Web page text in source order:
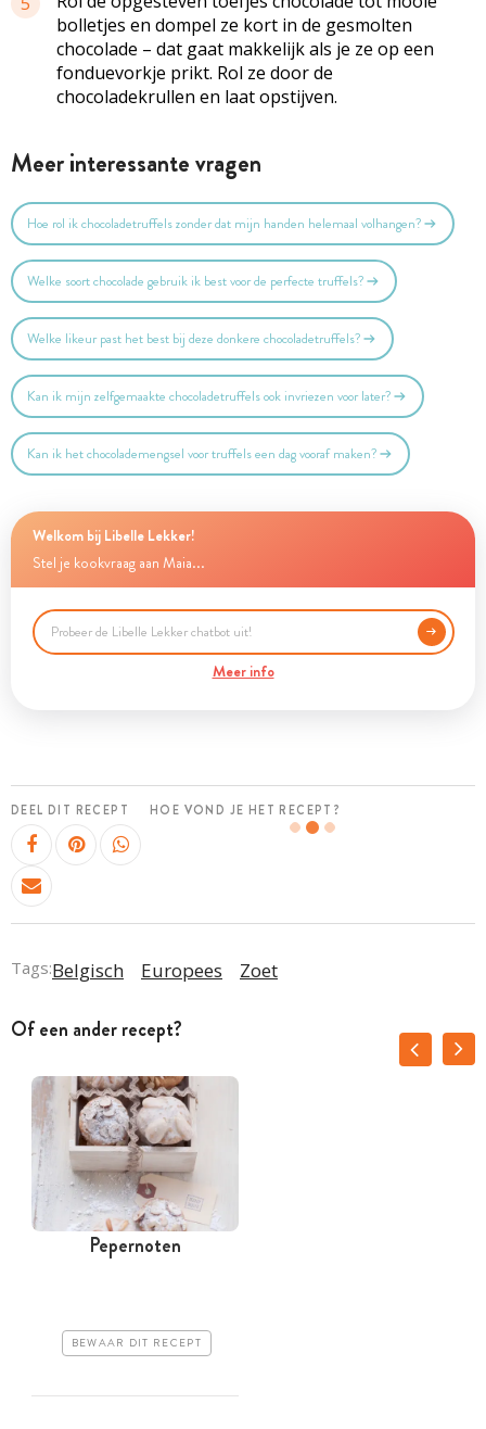
bolletjes en dompel ze kort in de gesmolten
chocolade – dat gaat makkelijk als je ze op een
fonduevorkje prikt. Rol ze door de
chocoladekrullen en laat opstijven.
Meer interessante vragen
Hoe rol ik chocoladetruffels zonder dat mijn handen helemaal volhangen?
Welke soort chocolade gebruik ik best voor de perfecte truffels?
Welke likeur past het best bij deze donkere chocoladetruffels?
Kan ik mijn zelfgemaakte chocoladetruffels ook invriezen voor later?
Kan ik het chocolademengsel voor truffels een dag vooraf maken?
Welkom bij Libelle Lekker!
Stel je kookvraag aan Maia...
Meer info
DEEL DIT RECEPT HOE VOND JE HET RECEPT?
Tags:Belgisch Europees Zoet
Of een ander recept?
Pepernoten
BEWAAR DIT RECEPT